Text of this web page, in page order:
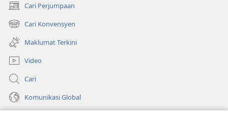
Cari Perjumpaan
(membuka
tetingkap
baharu)
Cari Konvensyen
(membuka
tetingkap
baharu)
Maklumat Terkini
Video
Cari
Komunikasi Global